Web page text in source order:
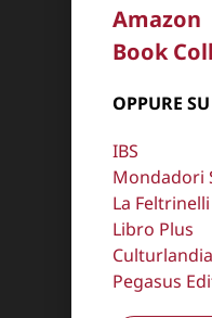
Amazon
Book
OPPURE SU
IBS
Mondadori
La Feltrinelli
Libro Plus
Culturlandia
Pegasus